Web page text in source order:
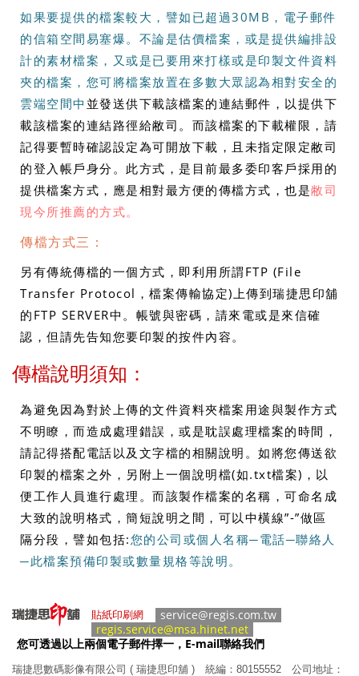
如果要提供的檔案較大，譬如已超過30MB，電子郵件
的信箱空間易塞爆。不論是估價檔案，或是提供編排設
計的素材檔案，又或是已要用來打樣或是印製文件資料
夾的檔案，您可將檔案放置在多數大眾認為相對安全的
雲端空間中 並發送供下載該檔案的連結郵件，以提供下
載該檔案的連結路徑給敝司。而該檔案的下載權限，請
記得要暫時確認設定為可開放下載，且未指定限定敝司
的登入帳戶身分。此方式，是目前最多委印客戶採用的
提供檔案方式，應是相對最方便的傳檔方式，也是敝司
現今所推薦的方式。
傳檔方式三：
另有傳統傳檔的一個方式，即利用所謂FTP (File
Transfer Protocol，檔案傳輸協定)上傳到瑞捷思印舖
的FTP SERVER中。帳號與密碼，請來電或是來信確
認，但請先告知您要印製的按件內容。
傳檔說明須知：
為避免因為對於上傳的文件資料夾檔案用途與製作方式
不明瞭，而造成處理錯誤，或是耽誤處理檔案的時間，
請記得搭配電話以及文字檔的相關說明。如將您傳送欲
印製的檔案之外，另附上一個說明檔(如.txt檔案)，以
便工作人員進行處理。而該製作檔案的名稱，可命名成
大致的說明格式，簡短說明之間，可以中橫線”-”做區
隔分段，譬如包括:您的公司或個人名稱─電話─聯絡人
─此檔案預備印製或數量規格等說明。
貼紙印刷網
service@regis.com.tw
regis.service@msa.hinet.net
您可透過以上兩個電子郵件擇一，E-mail聯絡我們
瑞捷思數碼影像有限公司 ( 瑞捷思印舖 ) 統編：80155552 公司地址：